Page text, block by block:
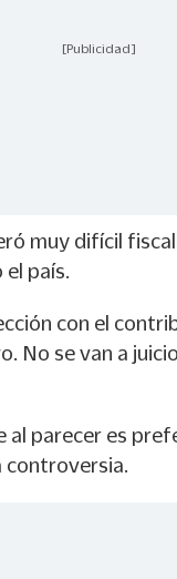
[Publicidad]
muy difícil
país.
con el
No se van a
al parecer es
controversia.